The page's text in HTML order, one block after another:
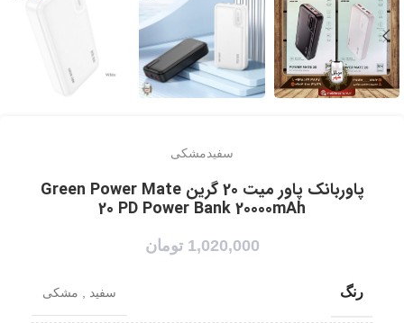
سفیدمشکی
پاوربانک پاور میت 20 گرین Green Power Mate
20 PD Power Bank 20000mAh
1,020,000 تومان
رنگ سفید , مشکی